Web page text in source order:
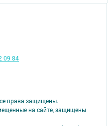
права защищены.
на сайте, защищены
09 84